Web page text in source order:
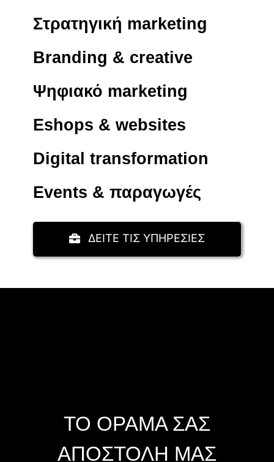
Στρατηγική marketing
Branding & creative
Ψηφιακό marketing
Eshops & websites
Digital transformation
Events & παραγωγές
ΔΕΙΤΕ ΤΙΣ ΥΠΗΡΕΣΙΕΣ
ΤΟ ΟΡΑΜΑ ΣΑΣ
ΑΠΟΣΤΟΛΗ ΜΑΣ